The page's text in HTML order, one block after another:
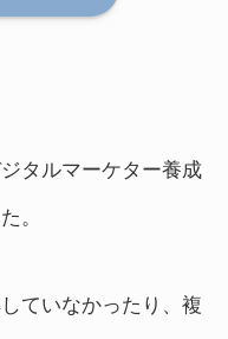
タルマーケター養成
。
ていなかったり、複